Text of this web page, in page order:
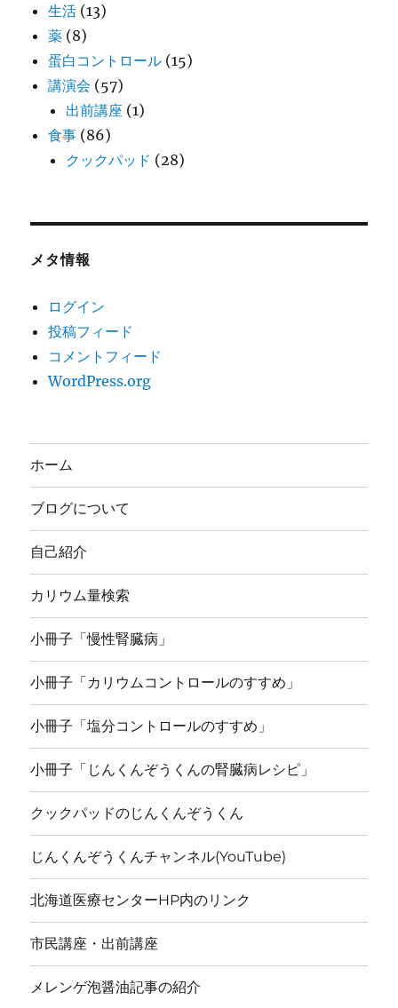
生活 (13)
薬 (8)
蛋白コントロール (15)
講演会 (57)
出前講座 (1)
食事 (86)
クックパッド (28)
メタ情報
ログイン
投稿フィード
コメントフィード
WordPress.org
ホーム
ブログについて
自己紹介
カリウム量検索
小冊子「慢性腎臓病」
小冊子「カリウムコントロールのすすめ」
小冊子「塩分コントロールのすすめ」
小冊子「じんくんぞうくんの腎臓病レシピ」
クックパッドのじんくんぞうくん
じんくんぞうくんチャンネル(YouTube)
北海道医療センターHP内のリンク
市民講座・出前講座
メレンゲ泡醤油記事の紹介